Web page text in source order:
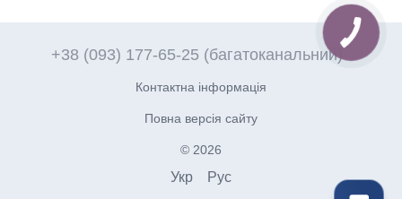
+38 (093) 177-65-25 (багатоканальний)
Контактна інформація
Повна версія сайту
© 2026
Укр Рус